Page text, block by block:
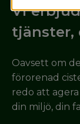
Vi
tjänster,
Oavsett om
förorenad
redo att
din miljö, din